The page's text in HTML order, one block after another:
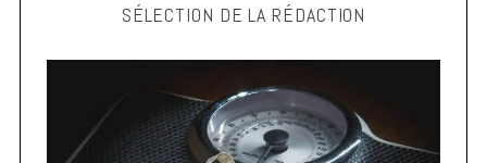
SÉLECTION DE LA RÉDACTION